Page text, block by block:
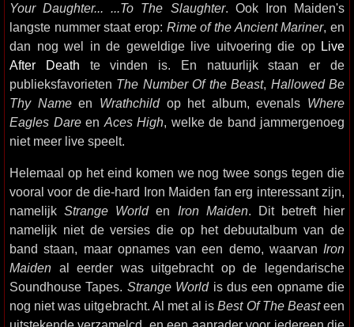
Your Daughter... ...To The Slaughter. Ook Iron Maiden's
langste nummer staat erop: Rime of the Ancient Mariner, en
dan nog wel in de geweldige live uitvoering die op Live
After Death te vinden is. En natuurlijk staan er de
publieksfavorieten The Number Of the Beast, Hallowed Be
Thy Nameen Wrathchildop het album, evenals Where
Eagles Dareen Aces High, welke de band jammergenoeg
niet meer live speelt.
Helemaal op het eind komen we nog twee songs tegen die
vooral voor de die-hard Iron Maiden fan erg interessant zijn,
namelijkStrange Worlden Iron Maiden. Dit betreft hier
namelijk niet de versies die op het debuutalbum van de
band staan, maar opnames van een demo, waarvan Iron
Maiden al eerder was uitgebracht op de legendarische
Soundhouse Tapes. Strange Worldis dus een opname die
nog niet was uitgebracht. Al met al isBest Of The Beasteen